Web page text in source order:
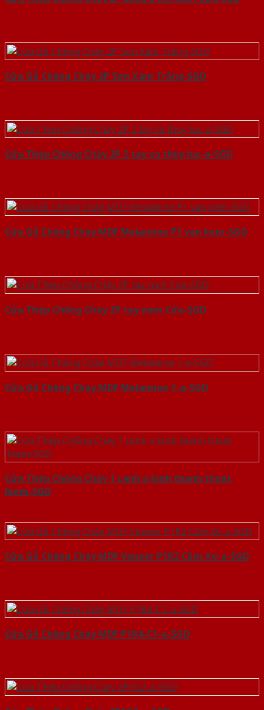
Cửa Gỗ Chống Cháy 2P Sơn Xám Trắng-SGD
Cửa Thép Chống Cháy 2P 2 tay co thuy luc-a-SGD
Cửa Gỗ Chống Cháy MDF Melamine P1 van kem-SGD
Cửa Thép Chống Cháy 2P tay nam Cửa-SGD
Cửa Gỗ Chống Cháy MDF Melamine 1-a-SGD
Cửa Thép Chống Cháy 1 canh o kinh thanh thoat
hiem-SGD
Cửa Gỗ Chống Cháy MDF Veneer P1R2 Căm Xe-a-SGD
Cửa Gỗ Chống Cháy MDF P1R4-C1-a-SGD